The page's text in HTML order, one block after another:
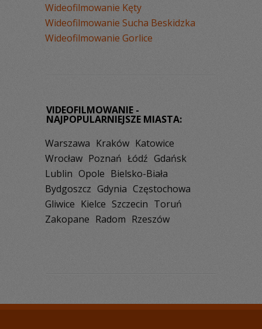
Wideofilmowanie Kęty
Wideofilmowanie Sucha Beskidzka
Wideofilmowanie Gorlice
VIDEOFILMOWANIE -
NAJPOPULARNIEJSZE MIASTA:
Warszawa Kraków Katowice
Wrocław Poznań Łódź Gdańsk
Lublin Opole Bielsko-Biała
Bydgoszcz Gdynia Częstochowa
Gliwice Kielce Szczecin Toruń
Zakopane Radom Rzeszów